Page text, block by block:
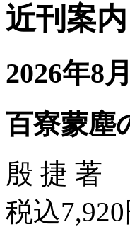
近刊案内
2026年8
百寮蒙塵
殷 捷 著
税込